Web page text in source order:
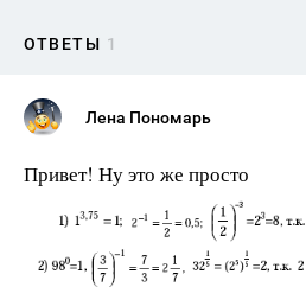
ОТВЕТЫ 1
Лена Пономарь
Привет! Ну это же просто